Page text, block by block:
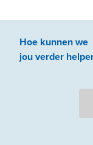
Hoe kunnen we
jouverder